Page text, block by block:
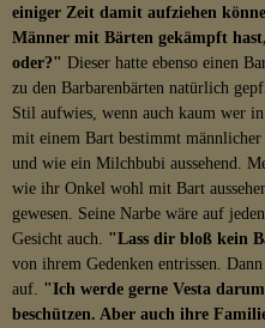
einiger Zeit damit aufziehen
Männer mit Bärten gekämpft
oder?" Dieser hatte ebenso einen
zu den Barbarenbärten natürlich
Stil aufwies, wenn auch kaum wer
mit einem Bart bestimmt
und wie ein Milchbubi aussehend.
wie ihr Onkel wohl mit Bart
gewesen. Seine Narbe wäre auf
Gesicht auch. "Lass dir bloß kein
von ihrem Gedenken entrissen.
auf. "Ich werde gerne Vesta
beschützen. Aber auch ihre